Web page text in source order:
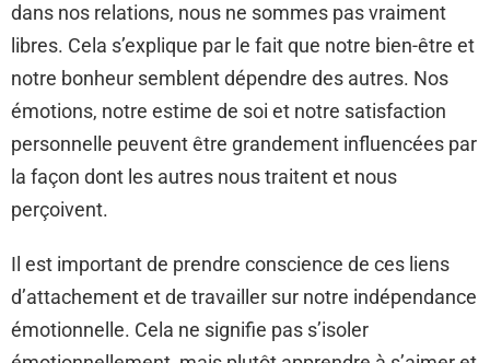
dans nos relations, nous ne sommes pas vraiment
libres. Cela s’explique par le fait que notre bien-être et
notre bonheur semblent dépendre des autres. Nos
émotions, notre estime de soi et notre satisfaction
personnelle peuvent être grandement influencées par
la façon dont les autres nous traitent et nous
perçoivent.
Il est important de prendre conscience de ces liens
d’attachement et de travailler sur notre indépendance
émotionnelle. Cela ne signifie pas s’isoler